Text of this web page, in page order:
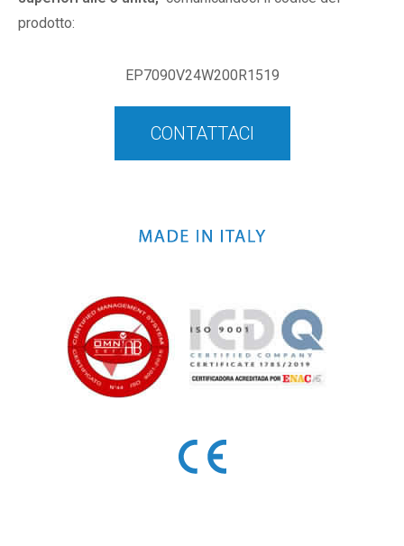
prodotto:
EP7090V24W200R1519
CONTATTACI